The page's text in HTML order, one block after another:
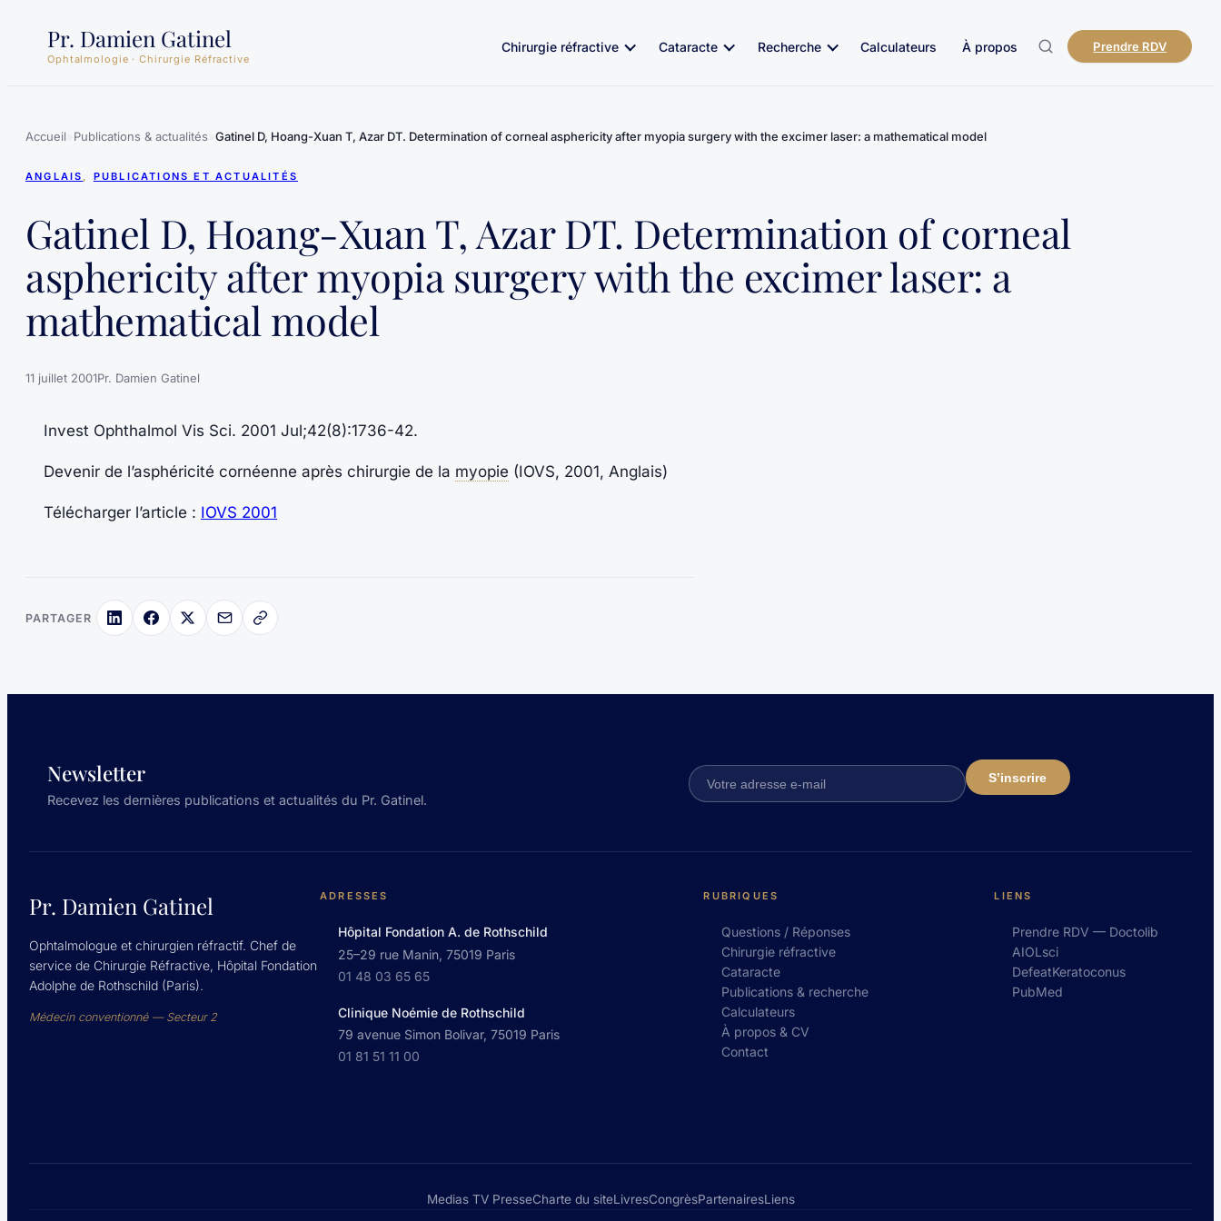
contenu
Pr. Damien Gatinel
Ophtalmologie · Chirurgie Réfractive
Chirurgie réfractive Cataracte Recherche Calculateurs À propos Prendre RDV
Accueil Publications & actualités Gatinel D, Hoang-Xuan T, Azar DT. Determination of corneal asphericity after myopia surgery with the excimer laser: a mathematical model
ANGLAIS , PUBLICATIONS ET ACTUALITÉS
Gatinel D, Hoang-Xuan T, Azar DT. Determination of corneal
asphericity after myopia surgery with the excimer laser: a
mathematical model
11 juillet 2001Pr. Damien Gatinel
Invest Ophthalmol Vis Sci. 2001 Jul;42(8):1736-42.
Devenir de l’asphéricité cornéenne après chirurgie de la myopie (IOVS, 2001, Anglais)
Télécharger l’article : IOVS 2001
PARTAGER
Newsletter
Recevez les dernières publications et actualités du Pr. Gatinel.
Pr. Damien Gatinel
Ophtalmologue et chirurgien réfractif. Chef de
service de Chirurgie Réfractive, Hôpital Fondation
Adolphe de Rothschild (Paris).
Médecin conventionné — Secteur 2
ADRESSES
Hôpital Fondation A. de Rothschild
25–29 rue Manin, 75019 Paris
01 48 03 65 65
Clinique Noémie de Rothschild
79 avenue Simon Bolivar, 75019 Paris
01 81 51 11 00
RUBRIQUES
Questions / Réponses
Chirurgie réfractive
Cataracte
Publications & recherche
Calculateurs
À propos & CV
Contact
LIENS
Prendre RDV — Doctolib
AIOLsci
DefeatKeratoconus
PubMed
Medias TV PresseCharte du siteLivresCongrèsPartenairesLiens